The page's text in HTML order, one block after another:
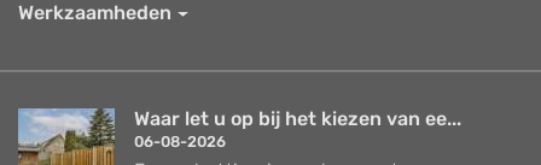
Werkzaamheden
Waar let u op bij het kiezen van ee...
06-08-2026